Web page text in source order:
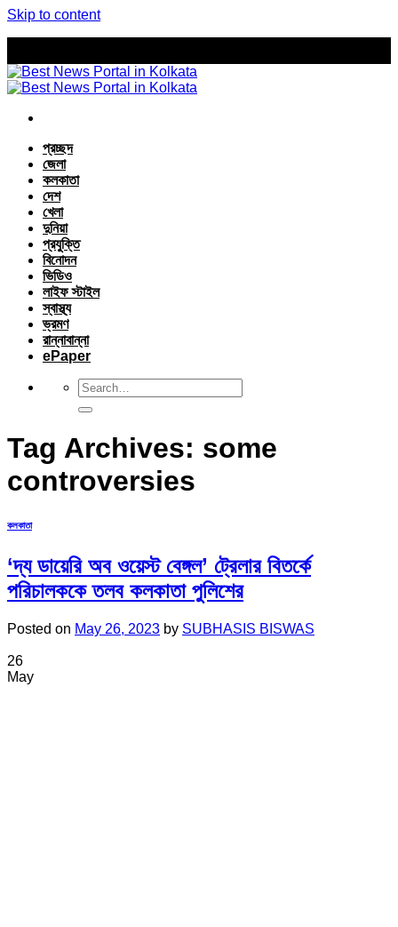
Skip to content
প্রচ্ছদ
জেলা
কলকাতা
দেশ
খেলা
দুনিয়া
প্রযুক্তি
বিনোদন
ভিডিও
লাইফ স্টাইল
স্বাস্থ্য
ভ্রমণ
রান্নাবান্না
ePaper
Tag Archives: some
controversies
কলকাতা
‘দ্য ডায়েরি অব ওয়েস্ট বেঙ্গল’ ট্রেলার বিতর্কে
পরিচালককে তলব কলকাতা পুলিশের
Posted on May 26, 2023 by SUBHASIS BISWAS
26
May